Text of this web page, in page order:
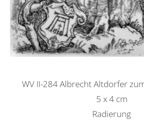
WV II-284 Albrecht Altdorfer
5 x 4 cm
Radierung